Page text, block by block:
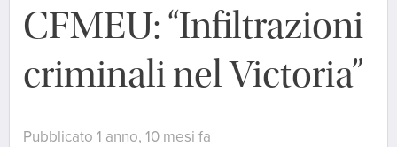
CFMEU: “Infiltrazioni
criminali nel Victoria”
Pubblicato 1 anno, 10 mesi fa